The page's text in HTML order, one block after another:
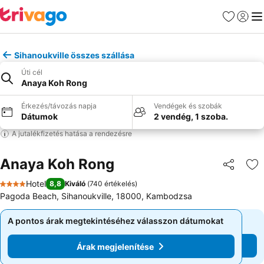
Kedvencek
Sihanoukville összes szállása
Úti cél
Anaya Koh Rong
Érkezés/távozás napja
Dátumok
Vendégek és szobák
2 vendég, 1 szoba.
A jutalékfizetés hatása a rendezésre
Anaya Koh Rong
4 Kategória
Hotel 8,8 Kiváló (740 értékelés)
Pagoda Beach, Sihanoukville, 18000, Kambodzsa
A pontos árak megtekintéséhez válasszon dátumokat
Árak megjelenítése
A pontos árak megtekintéséhez válasszon dátumokat
Árak megjelenítése